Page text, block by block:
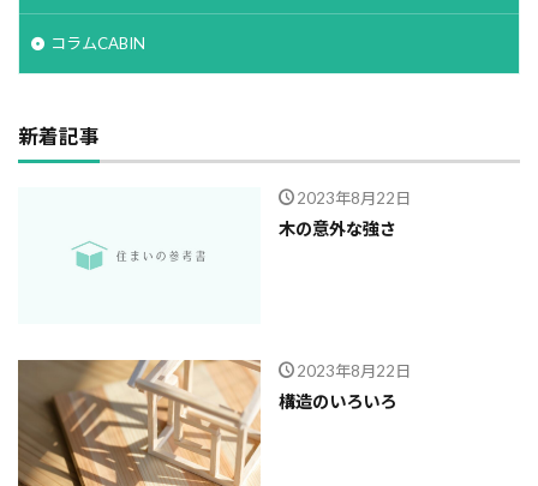
コラムCABIN
新着記事
2023年8月22日
木の意外な強さ
2023年8月22日
構造のいろいろ